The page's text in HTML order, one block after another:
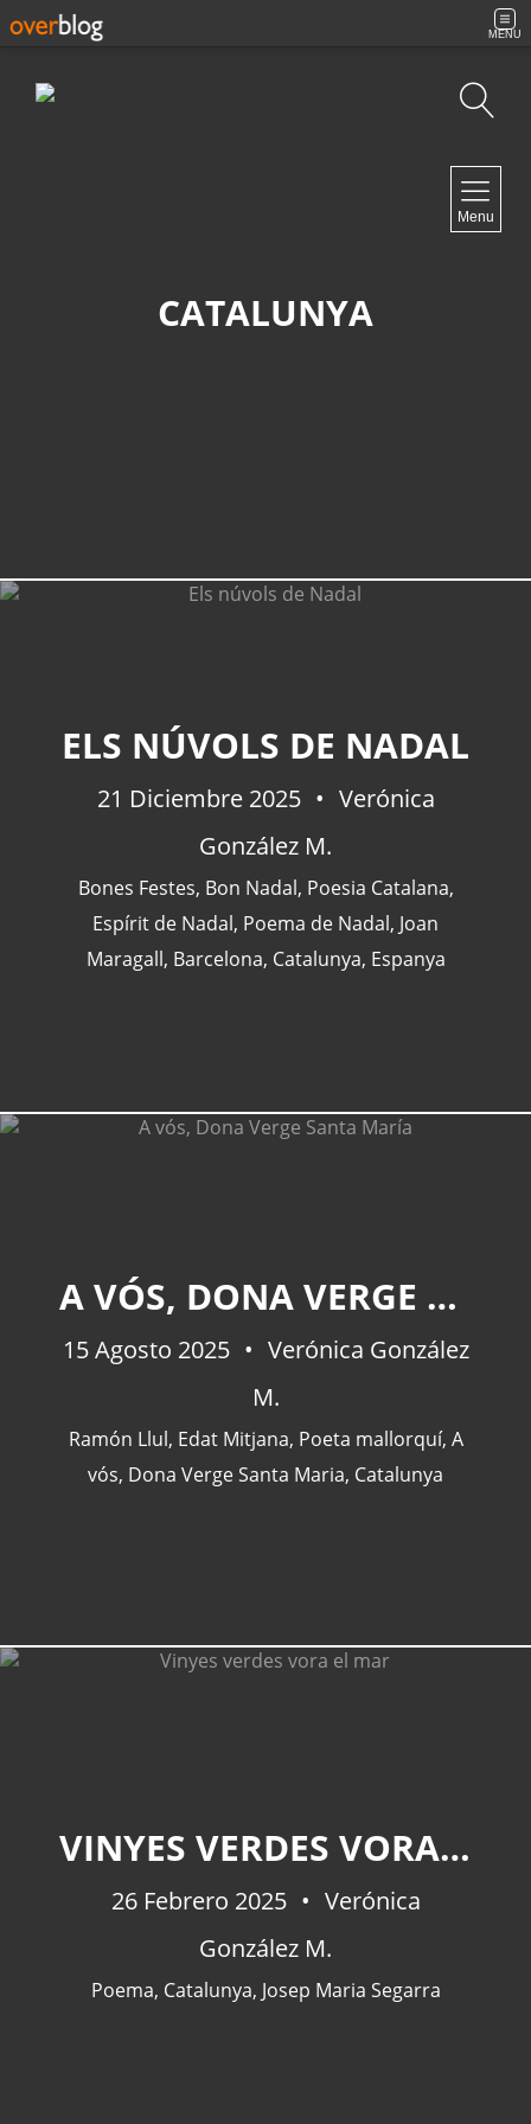
MENU
Menu
CATALUNYA
ELS NÚVOLS DE NADAL
21 Diciembre 2025
Verónica
González M.
Bones Festes, Bon Nadal, Poesia Catalana,
Espírit de Nadal, Poema de Nadal, Joan
Maragall, Barcelona, Catalunya, Espanya
A VÓS, DONA VERGE SANTA MARÍA
15 Agosto 2025
Verónica González
M.
Ramón Llul, Edat Mitjana, Poeta mallorquí, A
vós, Dona Verge Santa Maria, Catalunya
VINYES VERDES VORA EL MAR
26 Febrero 2025
Verónica
González M.
Poema, Catalunya, Josep Maria Segarra
España(77)
Barcelona(47)
Europa (47)
Venezuela(43)